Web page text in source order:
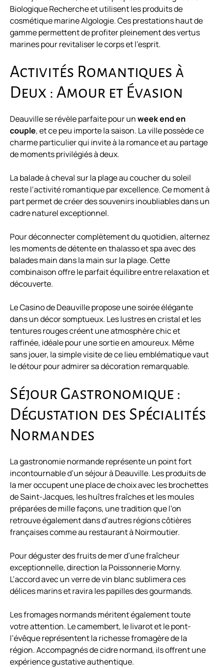
Biologique Recherche et utilisent les produits de
cosmétique marine Algologie. Ces prestations haut de
gamme permettent de profiter pleinement des vertus
marines pour revitaliser le corps et l’esprit.
Activités Romantiques à
Deux : Amour et Évasion
Deauville se révèle parfaite pour unweek end en
couple, et ce peu importe la saison. La ville possède ce
charme particulier qui invite à la romance et au partage
de moments privilégiés à deux.
La balade à cheval sur la plage au coucher du soleil
reste l’activité romantique par excellence. Ce moment à
part permet de créer des souvenirs inoubliables dans un
cadre naturel exceptionnel.
Pour déconnecter complètement du quotidien, alternez
les moments de détente en thalasso et spa avec des
balades main dans la main sur la plage. Cette
combinaison offre le parfait équilibre entre relaxation et
découverte.
Le Casino de Deauville propose une soirée élégante
dans un décor somptueux. Les lustres en cristal et les
tentures rouges créent une atmosphère chic et
raffinée, idéale pour une sortie en amoureux. Même
sans jouer, la simple visite de ce lieu emblématique vaut
le détour pour admirer sa décoration remarquable.
Séjour Gastronomique :
Dégustation des Spécialités
Normandes
La gastronomie normande représente un point fort
incontournable d’un séjour à Deauville. Les produits de
la mer occupent une place de choix avec les brochettes
de Saint-Jacques, les huîtres fraîches et les moules
préparées de mille façons, une tradition que l’on
retrouve également dans d’autres régions côtières
françaises comme au restaurant à Noirmoutier.
Pour déguster des fruits de mer d’une fraîcheur
exceptionnelle, direction la Poissonnerie Morny.
L’accord avec un verre de vin blanc sublimera ces
délices marins et ravira les papilles des gourmands.
Les fromages normands méritent également toute
votre attention. Le camembert, le livarot et le pont-
l’évêque représentent la richesse fromagère de la
région. Accompagnés de cidre normand, ils offrent une
expérience gustative authentique.